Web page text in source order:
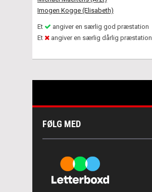
Imogen Kogge (Elisabeth)
Et
angiver en særlig god præstation
Et
angiver en særlig dårlig præstation
FØLG MED